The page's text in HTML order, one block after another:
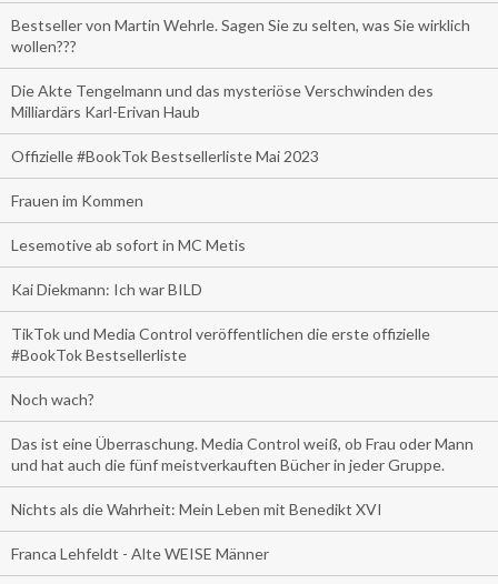
Bestseller von Martin Wehrle. Sagen Sie zu selten, was Sie wirklich
wollen???
Die Akte Tengelmann und das mysteriöse Verschwinden des
Milliardärs Karl-Erivan Haub
Offizielle #BookTok Bestsellerliste Mai 2023
Frauen im Kommen
Lesemotive ab sofort in MC Metis
Kai Diekmann: Ich war BILD
TikTok und Media Control veröffentlichen die erste offizielle
#BookTok Bestsellerliste
Noch wach?
Das ist eine Überraschung. Media Control weiß, ob Frau oder Mann
und hat auch die fünf meistverkauften Bücher in jeder Gruppe.
Nichts als die Wahrheit: Mein Leben mit Benedikt XVI
Franca Lehfeldt - Alte WEISE Männer